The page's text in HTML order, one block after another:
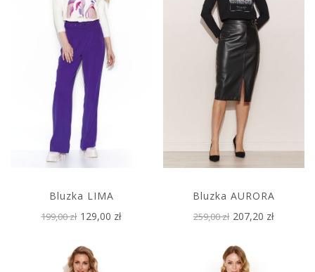
Bluzka LIMA
199,00 zł 129,00 zł
Bluzka AURORA
259,00 zł 207,20 zł